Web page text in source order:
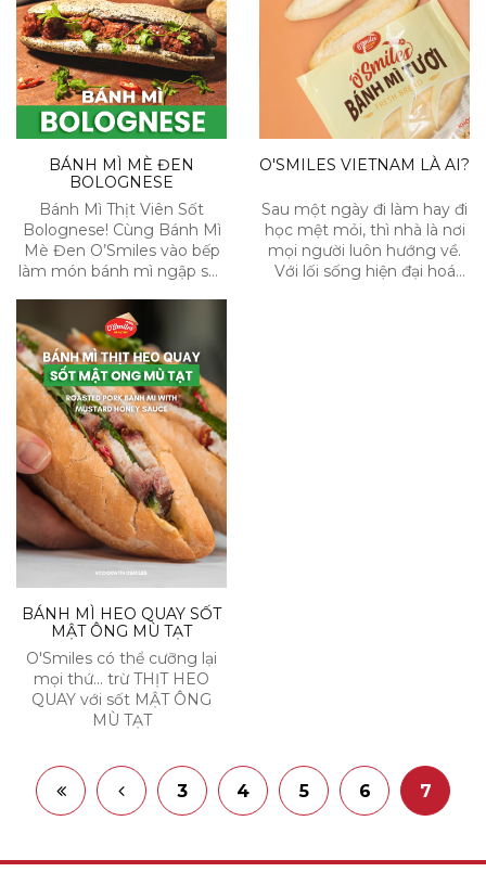
BÁNH MÌ MÈ ĐEN
BOLOGNESE
Bánh Mì Thịt Viên Sốt
Bolognese! Cùng Bánh Mì
Mè Đen O’Smiles vào bếp
làm món bánh mì ngập sốt
siêu ngon và bổ dưỡng đãi
gia đình!
O'SMILES VIETNAM LÀ AI?
Sau một ngày đi làm hay đi
học mệt mỏi, thì nhà là nơi
mọi người luôn hướng về.
Với lối sống hiện đại hoá
BÁNH MÌ HEO QUAY SỐT
MẬT ÔNG MÙ TẠT
O'Smiles có thể cưỡng lại
mọi thứ... trừ THỊT HEO
QUAY với sốt MẬT ÔNG
MÙ TẠT
3 4 5 6 7